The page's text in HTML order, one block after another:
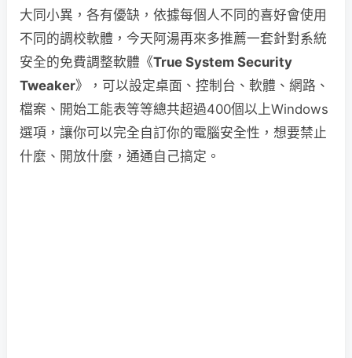
大同小異，各有優缺，依據每個人不同的喜好會使用
不同的調校軟體，今天阿湯再來多推薦一套針對系統
安全的免費調整軟體《True System Security
Tweaker》，可以設定桌面、控制台、軟體、網路、
檔案、開始工能表等等總共超過400個以上Windows
選項，讓你可以完全自訂你的電腦安全性，想要禁止
什麼、開放什麼，通通自己搞定。